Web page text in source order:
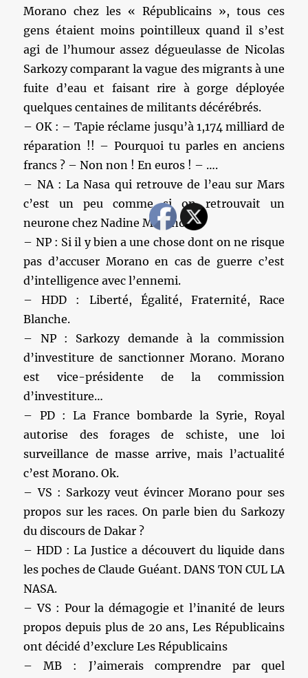
Morano chez les « Républicains », tous ces
gens étaient moins pointilleux quand il s’est
agi de l’humour assez dégueulasse de Nicolas
Sarkozy comparant la vague des migrants à une
fuite d’eau et faisant rire à gorge déployée
quelques centaines de militants décérébrés.
– OK : – Tapie réclame jusqu’à 1,174 milliard de
réparation !! – Pourquoi tu parles en anciens
francs ? – Non non ! En euros ! – ….
– NA : La Nasa qui retrouve de l’eau sur Mars
c’est un peu comme si on retrouvait un
neurone chez Nadine Morano.
– NP : Si il y bien a une chose dont on ne risque
pas d’accuser Morano en cas de guerre c’est
d’intelligence avec l’ennemi.
– HDD : Liberté, Égalité, Fraternité, Race
Blanche.
– NP : Sarkozy demande à la commission
d’investiture de sanctionner Morano. Morano
est vice-présidente de la commission
d’investiture…
– PD : La France bombarde la Syrie, Royal
autorise des forages de schiste, une loi
surveillance de masse arrive, mais l’actualité
c’est Morano. Ok.
– VS : Sarkozy veut évincer Morano pour ses
propos sur les races. On parle bien du Sarkozy
du discours de Dakar ?
– HDD : La Justice a découvert du liquide dans
les poches de Claude Guéant. DANS TON CUL LA
NASA.
– VS : Pour la démagogie et l’inanité de leurs
propos depuis plus de 20 ans, Les Républicains
ont décidé d’exclure Les Républicains
– MB : J’aimerais comprendre par quel